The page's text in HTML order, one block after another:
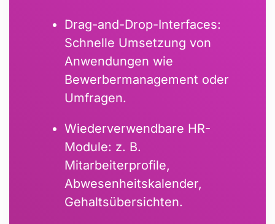
Drag-and-Drop-Interfaces:
Schnelle Umsetzung von
Anwendungen wie
Bewerbermanagement oder
Umfragen.
Wiederverwendbare HR-
Module: z. B.
Mitarbeiterprofile,
Abwesenheitskalender,
Gehaltsübersichten.